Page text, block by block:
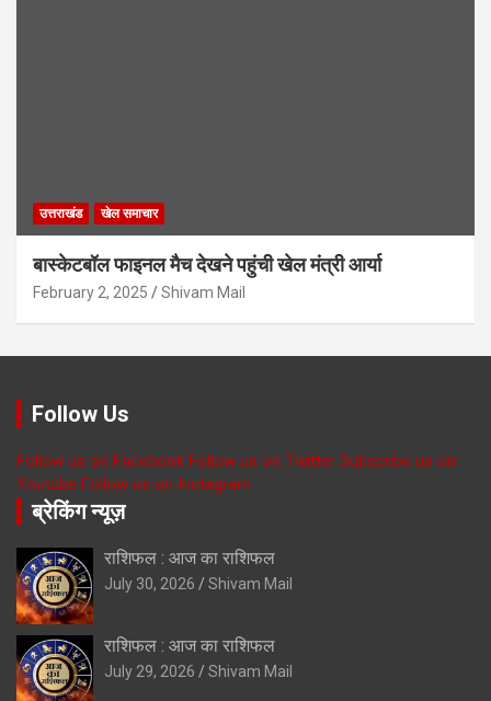
उत्तराखंड खेल समाचार
बास्केटबॉल फाइनल मैच देखने पहुंची खेल मंत्री आर्या
February 2, 2025 Shivam Mail
Follow Us
Follow us on Facebook Follow us on Twitter Subscribe us on
Youtube Follow us on Instagram
ब्रेकिंग न्यूज़
राशिफल : आज का राशिफल
July 30, 2026 Shivam Mail
राशिफल : आज का राशिफल
July 29, 2026 Shivam Mail